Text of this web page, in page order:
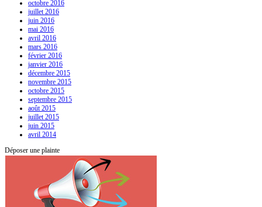
octobre 2016
juillet 2016
juin 2016
mai 2016
avril 2016
mars 2016
février 2016
janvier 2016
décembre 2015
novembre 2015
octobre 2015
septembre 2015
août 2015
juillet 2015
juin 2015
avril 2014
Déposer une plainte